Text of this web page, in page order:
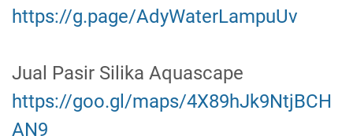
https://g.page/AdyWaterLampuUv
Jual Pasir Silika Aquascape
https://goo.gl/maps/4X89hJk9NtjBCH
AN9